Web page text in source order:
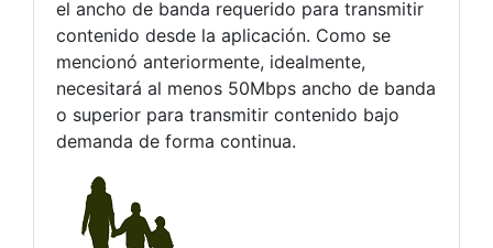
el ancho de banda requerido para transmitir
contenido desde la aplicación. Como se
mencionó anteriormente, idealmente,
necesitará al menos 50Mbps ancho de banda
o superior para transmitir contenido bajo
demanda de forma continua.